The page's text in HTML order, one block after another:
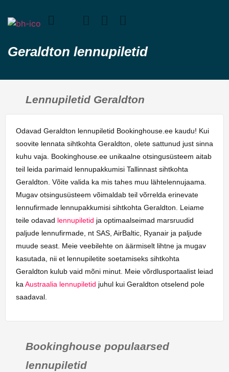
Geraldton lennupiletid
Lennupiletid Geraldton
Odavad Geraldton lennupiletid Bookinghouse.ee kaudu! Kui
soovite lennata sihtkohta Geraldton, olete sattunud just sinna
kuhu vaja. Bookinghouse.ee unikaalne otsingusüsteem aitab
teil leida parimaid lennupakkumisi Tallinnast sihtkohta
Geraldton. Võite valida ka mis tahes muu lähtelennujaama.
Mugav otsingusüsteem võimaldab teil võrrelda erinevate
lennufirmade lennupakkumisi sihtkohta Geraldton. Leiame
teile odavad lennupiletid ja optimaalseimad marsruudid
paljude lennufirmade, nt SAS, AirBaltic, Ryanair ja paljude
muude seast. Meie veebilehte on äärmiselt lihtne ja mugav
kasutada, nii et lennupiletite soetamiseks sihtkohta
Geraldton kulub vaid mõni minut. Meie võrdlusportaalist leiad
ka Austraalia lennupiletid juhul kui Geraldton otselend pole
saadaval.
Bookinghouse populaarsed
lennupiletid